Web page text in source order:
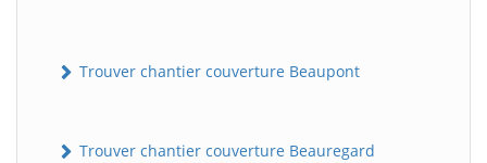
Trouver chantier couverture Beaupont
Trouver chantier couverture Beauregard